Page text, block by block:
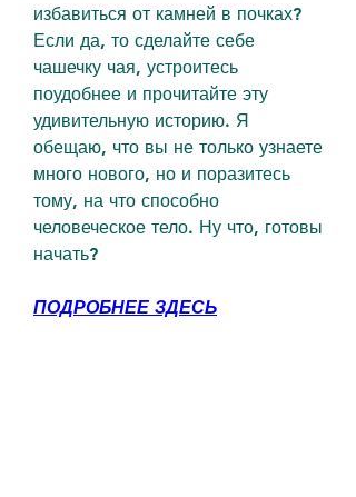
избавиться от камней в почках?
Если да, то сделайте себе
чашечку чая, устроитесь
поудобнее и прочитайте эту
удивительную историю. Я
обещаю, что вы не только узнаете
много нового, но и поразитесь
тому, на что способно
человеческое тело. Ну что, готовы
начать?
ПОДРОБНЕЕ ЗДЕСЬ